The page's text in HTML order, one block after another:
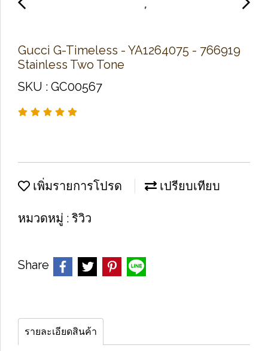
Gucci G-Timeless - YA1264075 - 766919
Stainless Two Tone
SKU : GC00567
เพิ่มรายการโปรด เปรียบเทียบ
หมวดหมู่ : ริวิว
Share
รายละเอียดสินค้า